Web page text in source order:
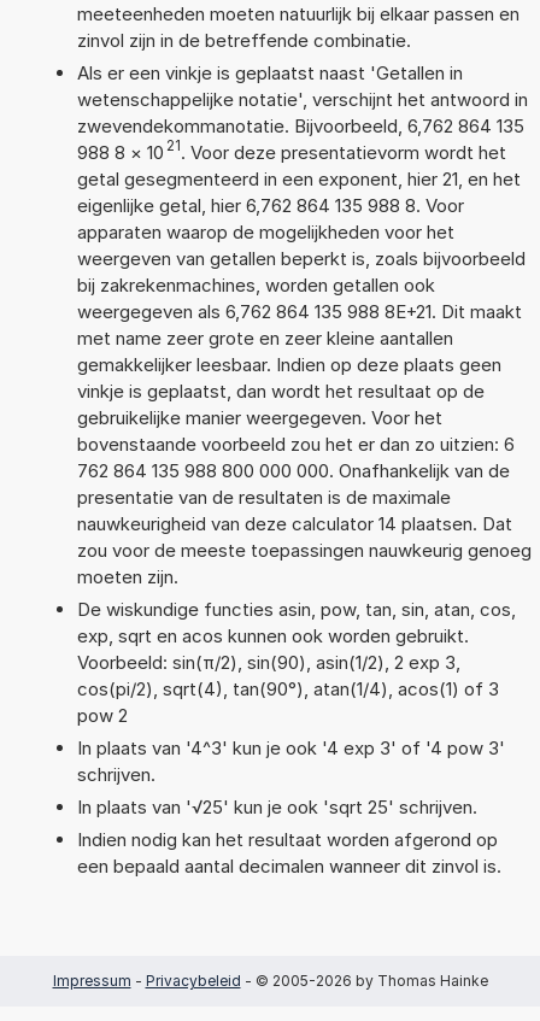
meeteenheden moeten natuurlijk bij elkaar passen en
zinvol zijn in de betreffende combinatie.
Als er een vinkje is geplaatst naast 'Getallen in
wetenschappelijke notatie', verschijnt het antwoord in
zwevendekommanotatie. Bijvoorbeeld, 6,762 864 135
988 8 × 10 21. Voor deze presentatievorm wordt het
getal gesegmenteerd in een exponent, hier 21, en het
eigenlijke getal, hier 6,762 864 135 988 8. Voor
apparaten waarop de mogelijkheden voor het
weergeven van getallen beperkt is, zoals bijvoorbeeld
bij zakrekenmachines, worden getallen ook
weergegeven als 6,762 864 135 988 8E+21. Dit maakt
met name zeer grote en zeer kleine aantallen
gemakkelijker leesbaar. Indien op deze plaats geen
vinkje is geplaatst, dan wordt het resultaat op de
gebruikelijke manier weergegeven. Voor het
bovenstaande voorbeeld zou het er dan zo uitzien: 6
762 864 135 988 800 000 000. Onafhankelijk van de
presentatie van de resultaten is de maximale
nauwkeurigheid van deze calculator 14 plaatsen. Dat
zou voor de meeste toepassingen nauwkeurig genoeg
moeten zijn.
De wiskundige functies asin, pow, tan, sin, atan, cos,
exp, sqrt en acos kunnen ook worden gebruikt.
Voorbeeld: sin(π/2), sin(90), asin(1/2), 2 exp 3,
cos(pi/2), sqrt(4), tan(90°), atan(1/4), acos(1) of 3
pow 2
In plaats van '4^3' kun je ook '4 exp 3' of '4 pow 3'
schrijven.
In plaats van '√25' kun je ook 'sqrt 25' schrijven.
Indien nodig kan het resultaat worden afgerond op
een bepaald aantal decimalen wanneer dit zinvol is.
Impressum - Privacybeleid - © 2005-2026 by Thomas Hainke